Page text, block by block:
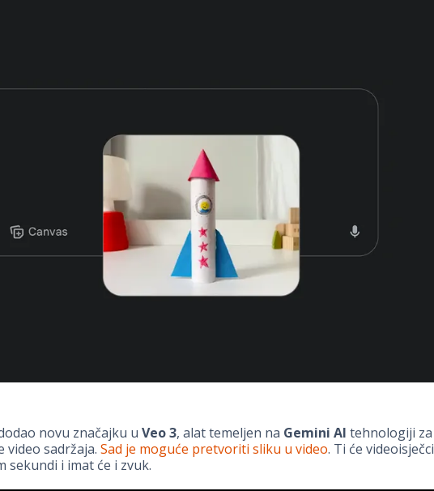
novu značajku u Veo 3, alat temeljen na Gemini AI tehnologiji za
video sadržaja. Sad je moguće pretvoriti sliku u video. Ti će videoisječci
sekundi i imat će i zvuk.